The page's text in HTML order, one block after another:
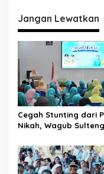
i
g
a
s
i
p
o
s
Jangan Lewatkan
Cegah Stunting dari
Nikah, Wagub
Selamatkan Generasi